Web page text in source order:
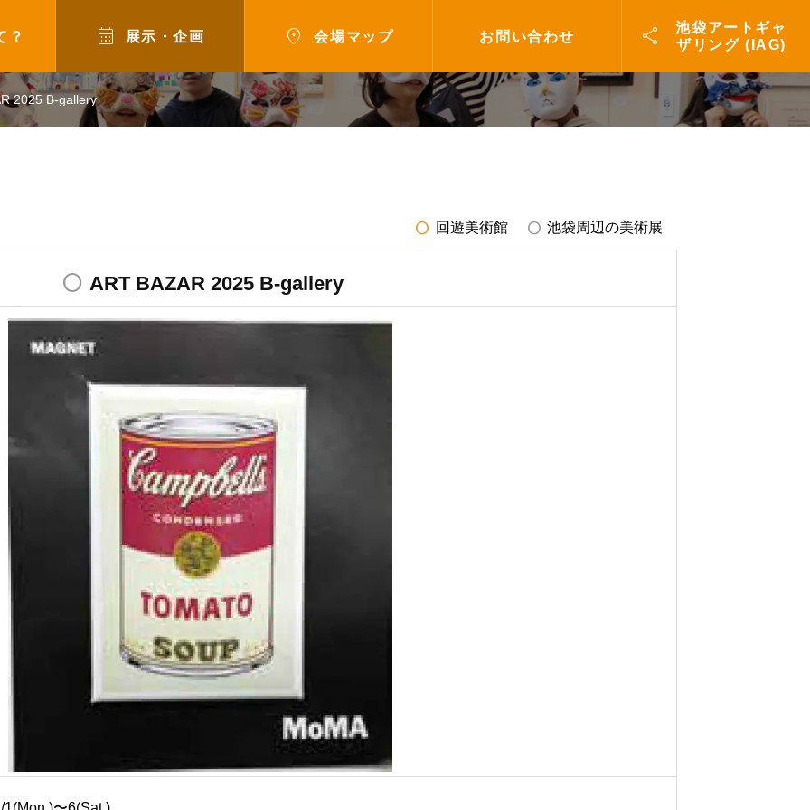
？  展示・企画  会場マップ お問い合わせ 
池袋アートギャ
ザリング (IAG)
2025 B-gallery
radio_button_unchecked 回遊美術館 radio_button_unchecked 池袋周辺の美術展
radio_button_unchecked ART BAZAR 2025 B-gallery